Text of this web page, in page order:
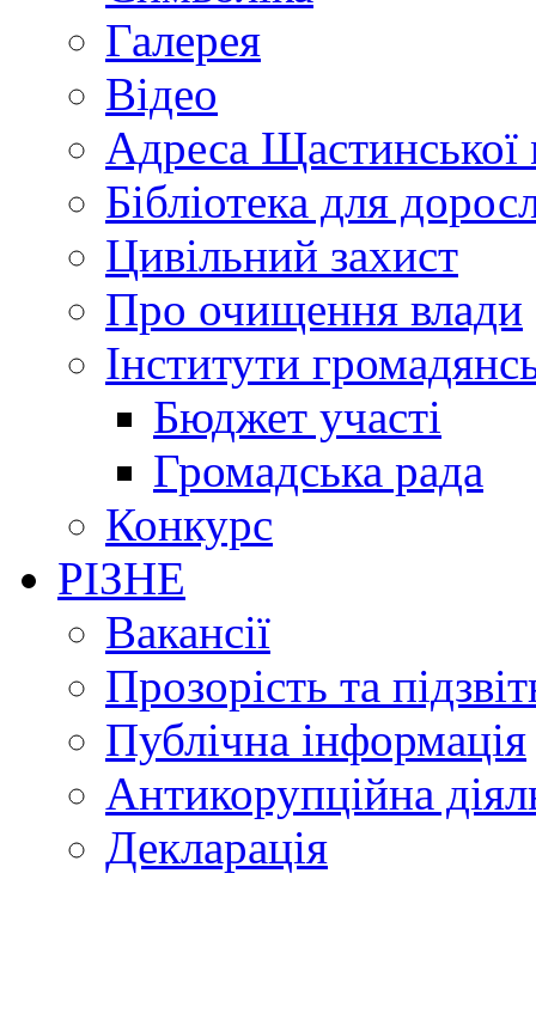
Галерея
Відео
Адреса Щастинської
Бібліотека для
Цивільний захист
Про очищення влади
Інститути
Бюджет участі
Громадська рада
Конкурс
РІЗНЕ
Вакансії
Прозорість та
Публічна інформація
Антикорупційна
Декларація